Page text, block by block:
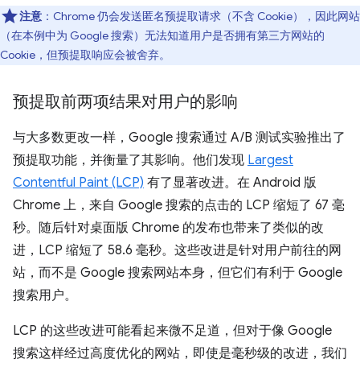
注意 ：Chrome 仍会发送匿名预提取请求（不含 Cookie），因此网站
（在本例中为 Google 搜索）无法知道用户是否拥有第三方网站的
Cookie，但预提取响应会被舍弃。
预提取前两项结果对用户的影响
与大多数更改一样，Google 搜索通过 A/B 测试实验推出了
预提取功能，并衡量了其影响。他们发现 Largest
Contentful Paint (LCP) 有了显著改进。在 Android 版
Chrome 上，来自 Google 搜索的点击的 LCP 缩短了 67 毫
秒。随后针对桌面版 Chrome 的发布也带来了类似的改
进，LCP 缩短了 58.6 毫秒。这些改进是针对用户前往的网
站，而不是 Google 搜索网站本身，但它们有利于 Google
搜索用户。
LCP 的这些改进可能看起来微不足道，但对于像 Google
搜索这样经过高度优化的网站，即使是毫秒级的改进，我们